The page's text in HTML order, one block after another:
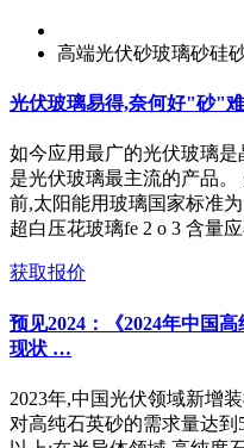
高端光伏砂玻璃砂硅
光伏玻璃易得,奈何好"砂"难
如今应用最广的光伏玻璃
是光伏玻璃最主流的产品
前,太阳能用玻璃国家标准为
超白压花玻璃fe 2 o 3 含量
获取报价
预见2024：《2024年中国
现状 …
2023年,中国光伏领域新增
对高纯石英砂的需求量达到